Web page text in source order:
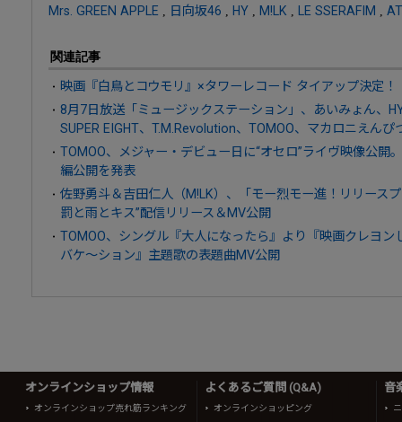
Mrs. GREEN APPLE 日向坂46 HY M!LK LE SSERAFIM
関連記事
映画『白鳥とコウモリ』×タワーレコード タイアップ決定！
8月7日放送「ミュージックステーション」、あいみょん、
SUPER EIGHT、T.M.Revolution、TOMOO、マカロニえんぴ
TOMOO、メジャー・デビュー日に“オセロ”ライヴ映像公開
編公開を発表
佐野勇斗＆吉田仁人（M!LK）、「モー烈モー進！リリース
罰と雨とキス”配信リリース＆MV公開
TOMOO、シングル『大人になったら』より『映画クレヨ
バケ～ション』主題歌の表題曲MV公開
オンラインショップ情報
オンラインショップ売れ筋ランキング
よくあるご質問 (Q&A)
オンラインショッピング
音